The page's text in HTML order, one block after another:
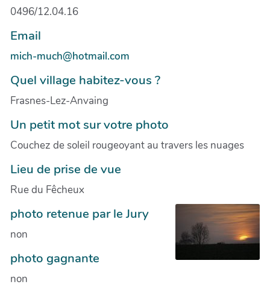
0496/12.04.16
Email
mich-much@hotmail.com
Quel village habitez-vous ?
Frasnes-Lez-Anvaing
Un petit mot sur votre photo
Couchez de soleil rougeoyant au travers les nuages
Lieu de prise de vue
Rue du Fêcheux
photo retenue par le Jury
non
photo gagnante
non